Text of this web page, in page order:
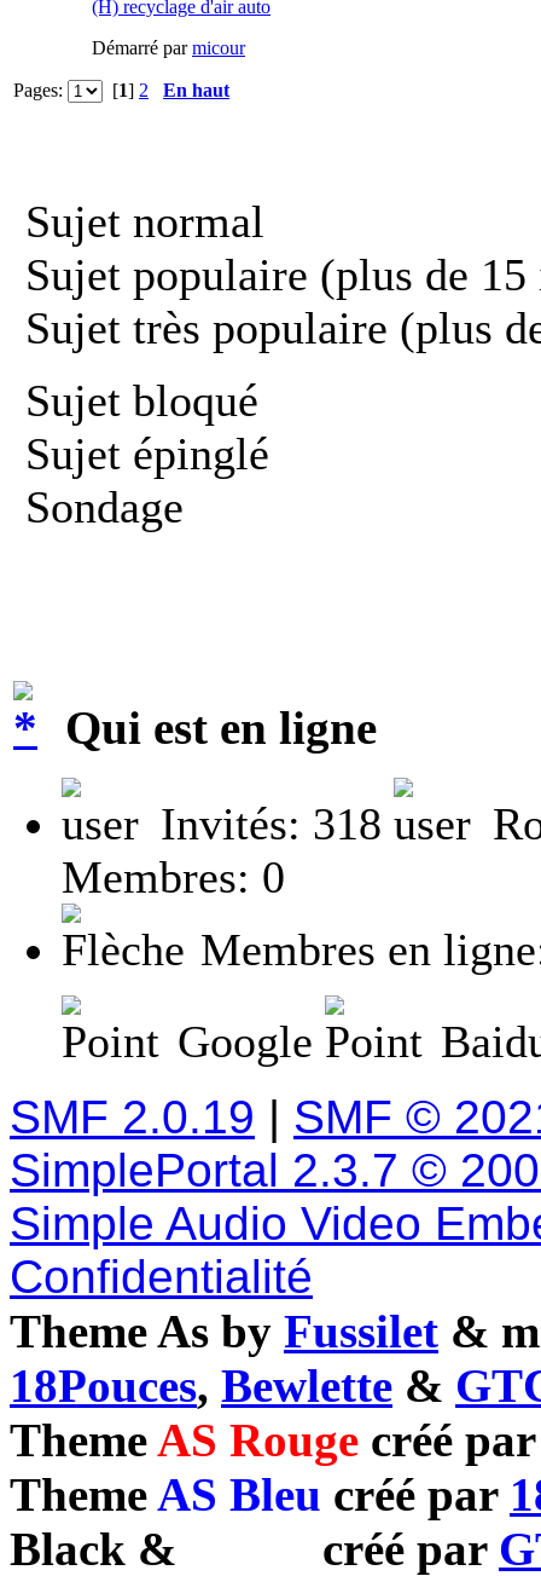
(H) recyclage d'air auto
Démarré parmicour
Pages: [1] 2 En haut
Sujet normal
Sujet populaire (plus de
Sujet très populaire (plus
Sujet bloqué
Sujet épinglé
Sondage
Qui est en ligne
Invités: 318
Membres: 0
Membres en
Google
SMF 2.0.19 | SMF ©
SimplePortal 2.3.7 ©
Simple Audio Video
Confidentialité
Theme As by Fussilet &
18Pouces, Bewlette &
ThemeAS Rouge créé
ThemeAS Bleu créé par
Black & créé par